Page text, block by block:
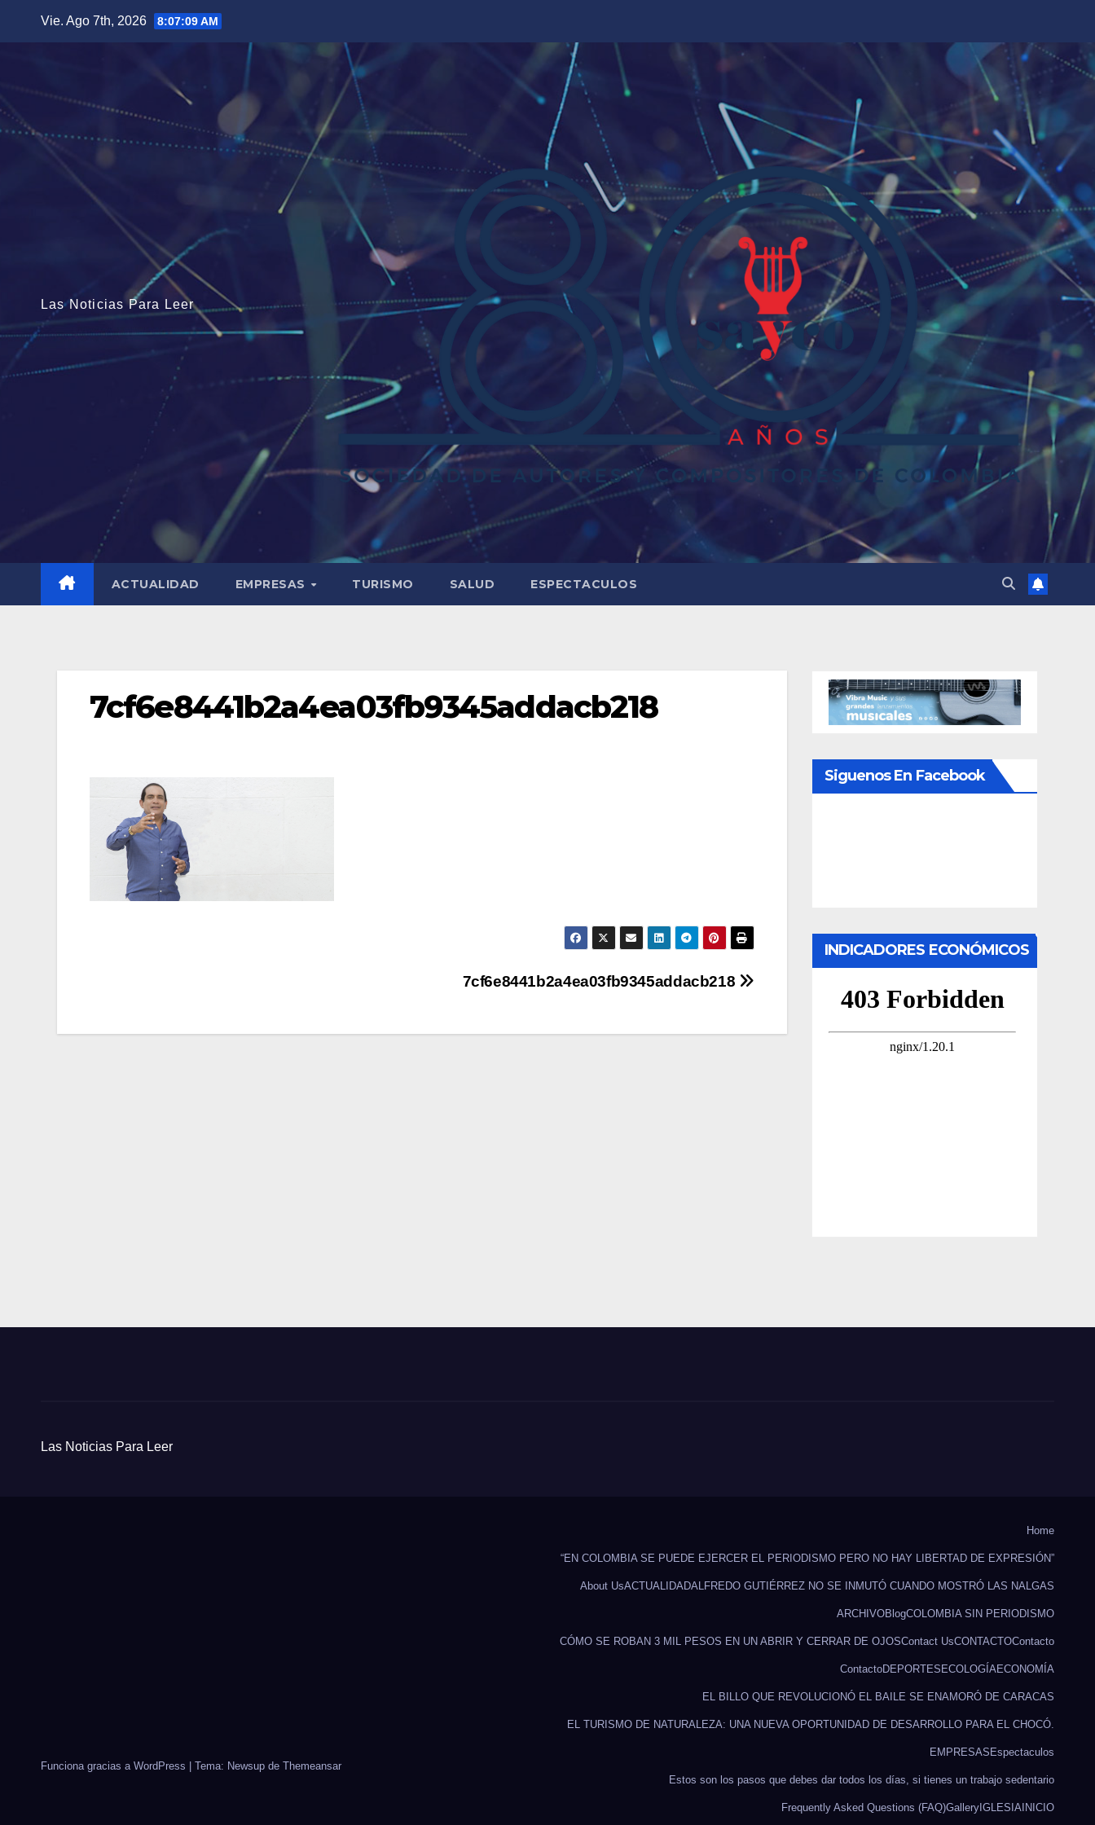
Vie. Ago 7th, 2026 8:07:10 AM
Las Noticias Para Leer
ACTUALIDAD EMPRESAS TURISMO SALUD ESPECTACULOS
7cf6e8441b2a4ea03fb9345addacb218
7cf6e8441b2a4ea03fb9345addacb218
Siguenos En Facebook
INDICADORES ECONÓMICOS
Las Noticias Para Leer
Funciona gracias a WordPress Tema: Newsup de Themeansar
Home
“EN COLOMBIA SE PUEDE EJERCER EL PERIODISMO PERO NO HAY LIBERTAD DE EXPRESIÓN”
About UsACTUALIDADALFREDO GUTIÉRREZ NO SE INMUTÓ CUANDO MOSTRÓ LAS NALGAS
ARCHIVOBlogCOLOMBIA SIN PERIODISMO
CÓMO SE ROBAN 3 MIL PESOS EN UN ABRIR Y CERRAR DE OJOSContact UsCONTACTOContacto
ContactoDEPORTES ECOLOGÍAECONOMÍA
EL BILLO QUE REVOLUCIONÓ EL BAILE SE ENAMORÓ DE CARACAS
EL TURISMO DE NATURALEZA: UNA NUEVA OPORTUNIDAD DE DESARROLLO PARA EL CHOCÓ.
EMPRESAS Espectaculos
Estos son los pasos que debes dar todos los días, si tienes un trabajo sedentario
Frequently Asked Questions (FAQ)Gallery IGLESIA INICIO